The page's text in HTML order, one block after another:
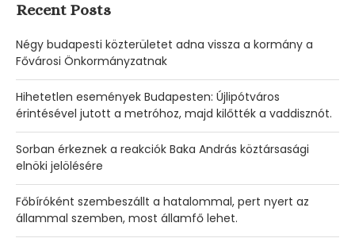
Recent Posts
Négy budapesti közterületet adna vissza a kormány a
Fővárosi Önkormányzatnak
Hihetetlen események Budapesten: Újlipótváros
érintésével jutott a metróhoz, majd kilőtték a vaddisznót.
Sorban érkeznek a reakciók Baka András köztársasági
elnöki jelölésére
Főbíróként szembeszállt a hatalommal, pert nyert az
állammal szemben, most államfő lehet.